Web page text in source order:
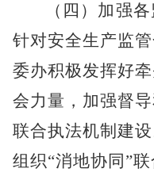
（四）加强
针对安全生产监
委办积极发挥好
会力量，加强督
联合执法机制建
组织“消地协同”